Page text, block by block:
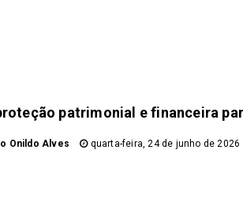
patrimonial e financeira
Onildo Alves quarta-feira, 24 de junho de 2026